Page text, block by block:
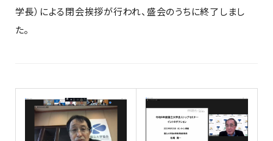
学長）による閉会挨拶が行われ、盛会のうちに終了しまし
た。